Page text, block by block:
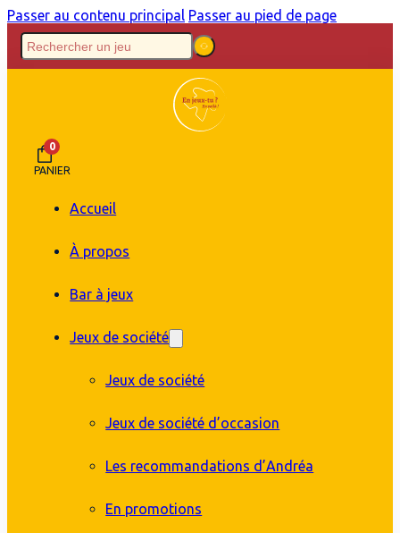
Passer au contenu principal Passer au pied de page
0
PANIER
Accueil
À propos
Bar à jeux
Jeux de société
Jeux de société
Jeux de société d’occasion
Les recommandations d’Andréa
En promotions